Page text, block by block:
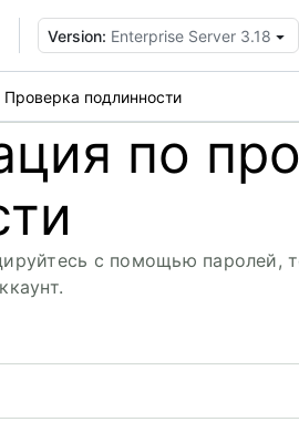
Version: Enterprise Server 3.18
Проверка подлинности
по
с помощью паролей,